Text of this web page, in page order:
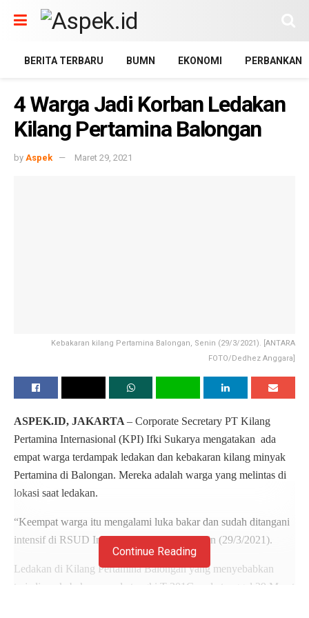
BERITA TERBARU BUMN EKONOMI PERBANKAN
4 Warga Jadi Korban Ledakan
Kilang Pertamina Balongan
by Aspek Maret 29, 2021
Kebakaran kilang Pertamina Balongan, Senin (29/3/2021). [ANTARA
FOTO/Dedhez Anggara]
ASPEK.ID, JAKARTA– Corporate Secretary PT Kilang
Pertamina Internasional (KPI) Ifki Sukarya mengatakan ada
empat warga terdampak ledakan dan kebakaran kilang minyak
Pertamina di Balongan. Mereka adalah warga yang melintas di
lokasi saat ledakan.
“Keempat warga itu mengalami luka bakar dan sudah ditangani
intensif di RSUD Indramayu,” kata Ifki, Senin (29/3/2021).
Ledakan di Kilang Pertamina Balongan yang menyebabkan
terjadinya kebakaran pada tangki T-301G pada tanggal 29 Maret
Continue Reading